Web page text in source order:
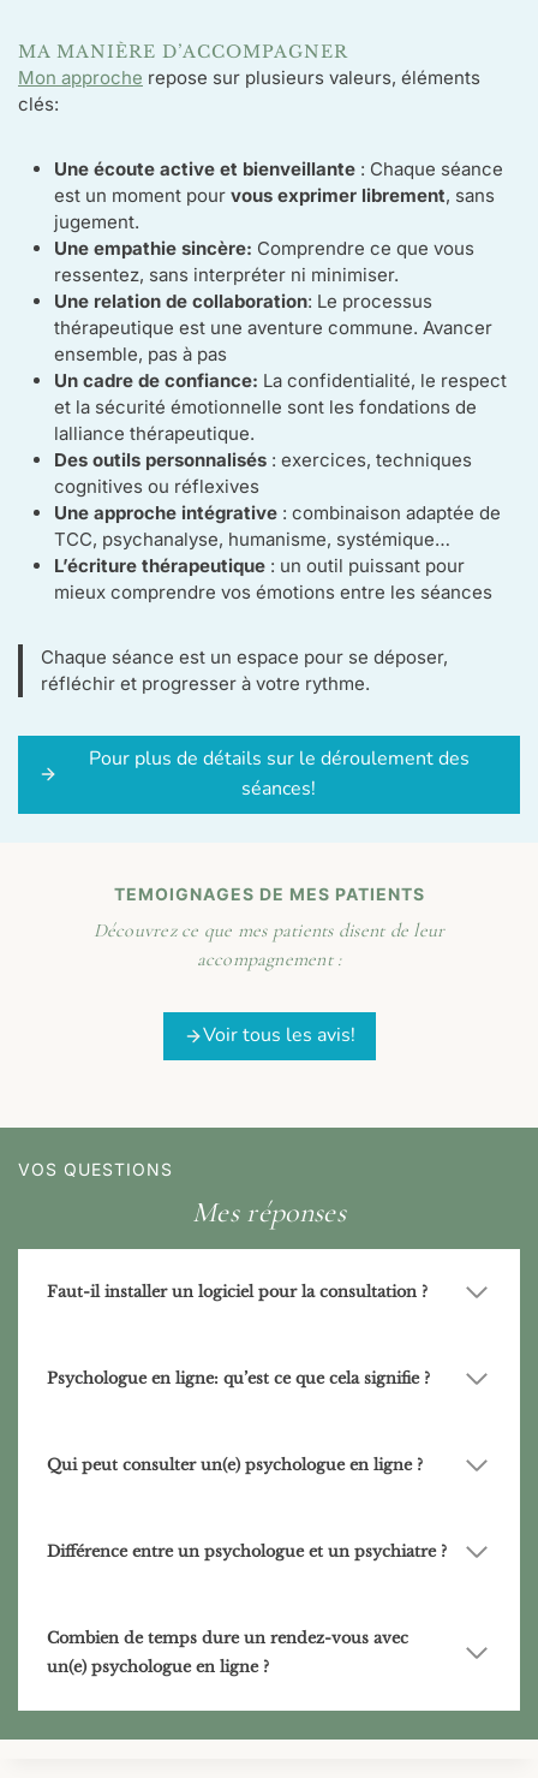
MA MANIÈRE D’ACCOMPAGNER
Mon approche repose sur plusieurs valeurs, éléments
clés:
Une écoute active et bienveillante : Chaque séance
est un moment pour vous exprimer librement, sans
jugement.
Une empathie sincère: Comprendre ce que vous
ressentez, sans interpréter ni minimiser.
Une relation de collaboration: Le processus
thérapeutique est une aventure commune. Avancer
ensemble, pas à pas
Un cadre de confiance: La confidentialité, le respect
et la sécurité émotionnelle sont les fondations de
lalliance thérapeutique.
Des outils personnalisés : exercices, techniques
cognitives ou réflexives
Une approche intégrative : combinaison adaptée de
TCC, psychanalyse, humanisme, systémique…
L’écriture thérapeutique : un outil puissant pour
mieux comprendre vos émotions entre les séances
Chaque séance est un espace pour se déposer,
réfléchir et progresser à votre rythme.
Pour plus de détails sur le déroulement des
séances!
TEMOIGNAGES DE MES PATIENTS
Découvrez ce que mes patients disent de leur
accompagnement :
Voir tous les avis!
VOS QUESTIONS
Mes réponses
Faut-il installer un logiciel pour la consultation ?
Psychologue en ligne: qu’est ce que cela signifie ?
Qui peut consulter un(e) psychologue en ligne ?
Différence entre un psychologue et un psychiatre ?
Combien de temps dure un rendez-vous avec
un(e) psychologue en ligne ?